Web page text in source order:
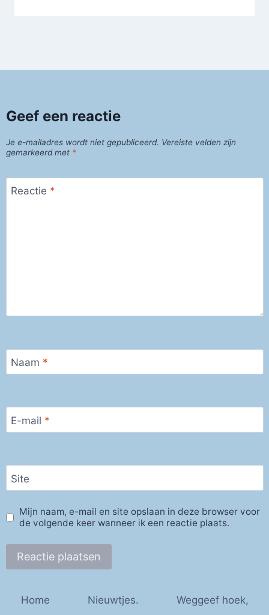
Geef een reactie
Je e-mailadres wordt niet gepubliceerd. Vereiste velden zijn
gemarkeerd met *
Reactie *
Naam *
E-mail *
Site
Mijn naam, e-mail en site opslaan in deze browser voor
de volgende keer wanneer ik een reactie plaats.
Home Nieuwtjes. Weggeef hoek,